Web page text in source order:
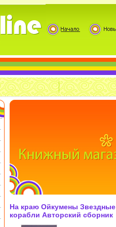
На краю Ойкумены Звездные
корабли Авторский сборник
Букинистическое издание